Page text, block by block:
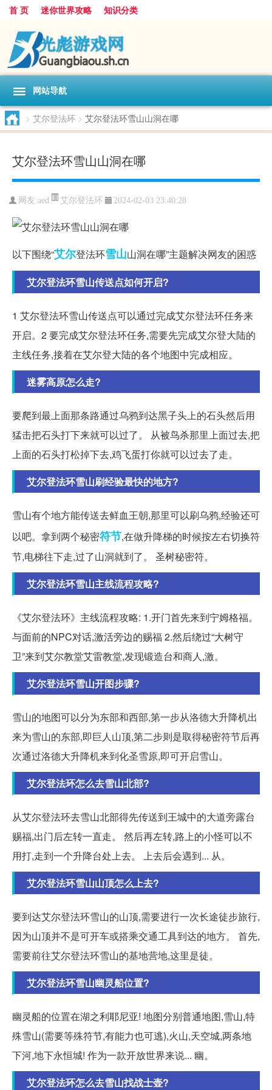
首 页 迷你世界攻略 知识分类
网站导航
> 艾尔登法环 > 艾尔登法环雪山山洞在哪
艾尔登法环雪山山洞在哪
网友:aed 艾尔登法环 2024-02-03 23:40:28
以下围绕“艾尔登法环雪山山洞在哪”主题解决网友的困惑
艾尔登法环雪山传送点如何开启?
1 艾尔登法环雪山传送点可以通过完成艾尔登法环任务来
开启。2 要完成艾尔登法环任务,需要先完成艾尔登大陆的
主线任务,接着在艾尔登大陆的各个地图中完成相应。
迷雾高原怎么走?
要爬到最上面那条路通过乌鸦到达黑子头上的石头然后用
猛击把石头打下来就可以过了。 从被鸟杀那里上面过去,把
上面的石头打松掉下去,鸡飞蛋打你就可以过去了走。
艾尔登法环雪山刷经验最快的地方?
雪山有个地方能传送去鲜血王朝,那里可以刷乌鸦,经验还可
以吧。拿到两个秘密符节,在做升降梯的时候按左右切换符
节,电梯往下走,过了山洞就到了。 圣树秘密符。
艾尔登法环雪山主线流程攻略?
《艾尔登法环》主线流程攻略: 1.开门首先来到宁姆格福。
与面前的NPC对话,激活旁边的赐福 2.然后绕过“大树守
卫”来到艾尔教堂艾雷教堂,发现锻造台和商人,激。
艾尔登法环雪山开图步骤?
雪山的地图可以分为东部和西部,第一步从洛德大升降机出
来为雪山的东部,即巨人山顶,第二步则是取得秘密符节后再
次通过洛德大升降机来到化圣雪原,即可开启雪山。
艾尔登法环怎么去雪山北部?
从艾尔登法环去雪山北部得先传送到王城中的大道旁露台
赐福,出门后左转一直走。 然后再左转,路上的小怪可以不
用打,走到一个升降台处上去。 上去后会遇到... 从。
艾尔登法环雪山山顶怎么上去?
要到达艾尔登法环雪山的山顶,需要进行一次长途徒步旅行,
因为山顶并不是可开车或搭乘交通工具到达的地方。 首先,
需要前往艾尔登法环雪山的基地营地,这里是徒。
艾尔登法环雪山幽灵船位置?
幽灵船的位置在湖之利耶尼亚! 地图分别普通地图,雪山,特
殊雪山(需要等殊符节,有能力也可逃),火山,天空城,两条地
下河,地下永恒城! 作为一款开放世界来说... 幽。
艾尔登法环怎么去雪山找战士壶?